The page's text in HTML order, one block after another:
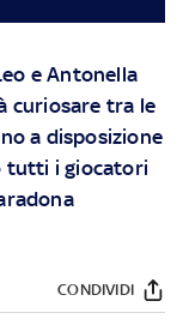
e Antonella
curiosare tra le
a disposizione
tutti i giocatori
CONDIVIDI